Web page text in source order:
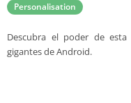
Personalisation
Descubra el poder de
gigantes de Android.